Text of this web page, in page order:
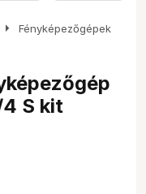
arrow_right Fényképezőgépek
S kit